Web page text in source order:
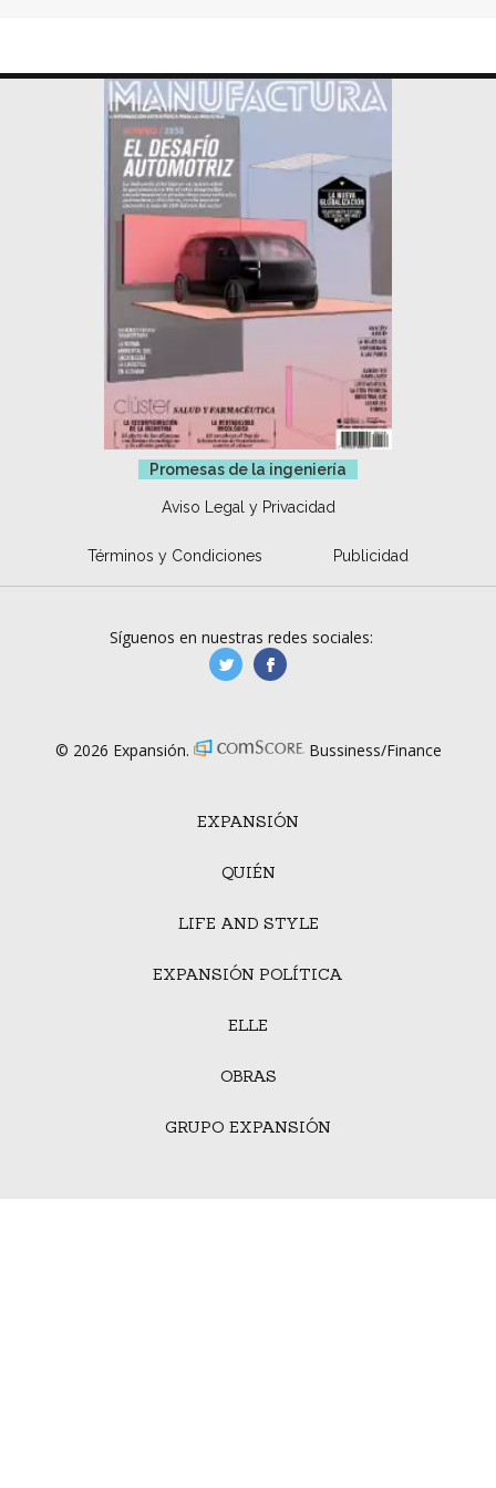
Promesas de la ingeniería
Aviso Legal y Privacidad
Términos y Condiciones Publicidad
EXPANSIÓN
QUIÉN
LIFE AND STYLE
EXPANSIÓN POLÍTICA
ELLE
OBRAS
GRUPO EXPANSIÓN
Síguenos en nuestras redes sociales:
manufacturaGE
© 2026 Expansión. Bussiness/Finance